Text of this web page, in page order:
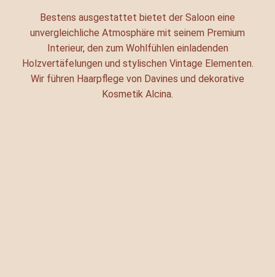
Bestens ausgestattet bietet der Saloon eine
unvergleichliche Atmosphäre mit seinem Premium
Interieur, den zum Wohlfühlen einladenden
Holzvertäfelungen und stylischen Vintage Elementen.
Wir führen Haarpflege von Davines und dekorative
Kosmetik Alcina.